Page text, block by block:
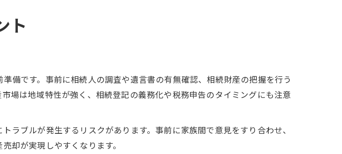
ト
備です。事前に相続人の調査や遺言書の有無確認、相続財産の把握を行う
場は地域特性が強く、相続登記の義務化や税務申告のタイミングにも注意
ラブルが発生するリスクがあります。事前に家族間で意見をすり合わせ、
却が実現しやすくなります。